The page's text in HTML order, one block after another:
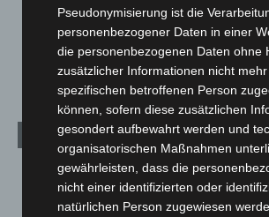
Über uns
Veranstaltungen
Archiv
August 2026(12)
Juli 2026(73)
Pseudonymisierung ist die
personenbezogener Daten in einer
die personenbezogenen Daten ohne
zusätzlicher Informationen nicht
spezifischen betroffenen Person
können, sofern diese zusätzlichen
gesondert aufbewahrt werden und
organisatorischen Maßnahmen
gewährleisten, dass die
nicht einer identifizierten oder
natürlichen Person zugewiesen